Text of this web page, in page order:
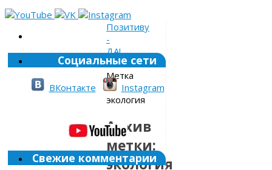
Позитиву
-
ДА!
»
Метка
»
экология
Архив
метки:
экология
Социальные сети
ВКонтакте Instagram
Свежие комментарии